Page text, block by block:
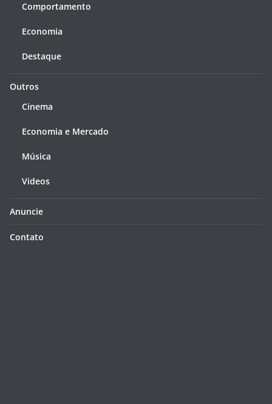
Comportamento
Economia
Destaque
Outros
Cinema
Economia e Mercado
Música
Videos
Anuncie
Contato